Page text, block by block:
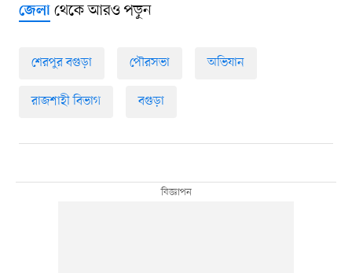
জেলাথেকে আরও পড়ুন
শেরপুর বগুড়া পৌরসভা অভিযান
রাজশাহী বিভাগ বগুড়া